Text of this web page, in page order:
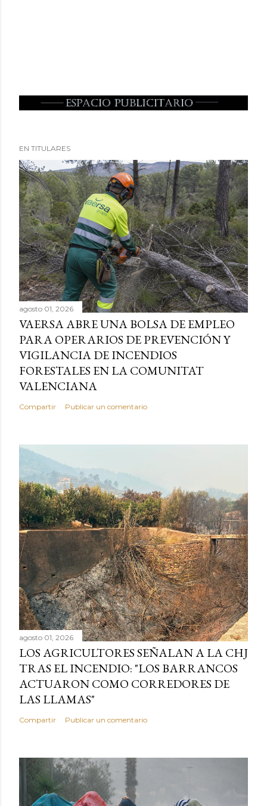
EN TITULARES
agosto 01, 2026
VAERSA ABRE UNA BOLSA DE EMPLEO
PARA OPERARIOS DE PREVENCIÓN Y
VIGILANCIA DE INCENDIOS
FORESTALES EN LA COMUNITAT
VALENCIANA
Compartir Publicar un comentario
agosto 01, 2026
LOS AGRICULTORES SEÑALAN A LA CHJ
TRAS EL INCENDIO: "LOS BARRANCOS
ACTUARON COMO CORREDORES DE
LAS LLAMAS"
Compartir Publicar un comentario